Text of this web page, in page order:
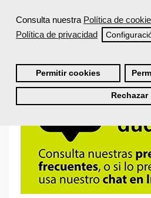
Consulta nuestra Política de
Política de privacidad
Permitir cookies
Rechazar
¿No recuerdas tu nombre de